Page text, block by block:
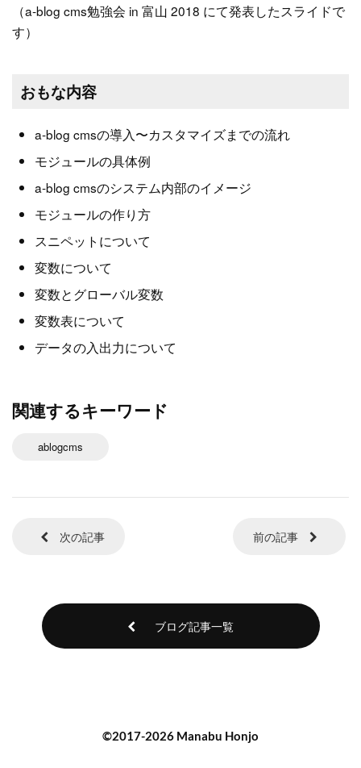
（a-blog cms勉強会 in 富山 2018 にて発表したスライドで
す）
おもな内容
a-blog cmsの導入〜カスタマイズまでの流れ
モジュールの具体例
a-blog cmsのシステム内部のイメージ
モジュールの作り方
スニペットについて
変数について
変数とグローバル変数
変数表について
データの入出力について
関連するキーワード
ablogcms
次の記事 前の記事
ブログ記事一覧
©2017-2026 Manabu Honjo